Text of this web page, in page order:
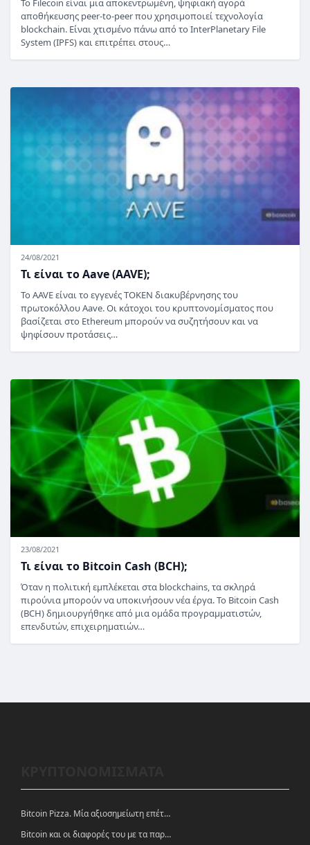
Το Filecoin είναι μια αποκεντρωμένη, ψηφιακή αγορά
αποθήκευσης peer-to-peer που χρησιμοποιεί τεχνολογία
blockchain. Είναι χτισμένο πάνω από το InterPlanetary File
System (IPFS) και επιτρέπει στους…
24/08/2021
Τι είναι το Aave (AAVE);
Το AAVE είναι το εγγενές TOKEN διακυβέρνησης του
πρωτοκόλλου Aave. Οι κάτοχοι του κρυπτονομίσματος που
βασίζεται στο Ethereum μπορούν να συζητήσουν και να
ψηφίσουν προτάσεις…
23/08/2021
Τι είναι το Bitcoin Cash (BCH);
Όταν η πολιτική εμπλέκεται στα blockchains, τα σκληρά
πιρούνια μπορούν να υποκινήσουν νέα έργα. Το Bitcoin Cash
(BCH) δημιουργήθηκε από μια ομάδα προγραμματιστών,
επενδυτών, επιχειρηματιών…
Bitcoin Pizza. Μία αξιοσημείωτη επέτειος.
Bitcoin και οι διαφορές του με τα παραδοσιακά νομίσματα